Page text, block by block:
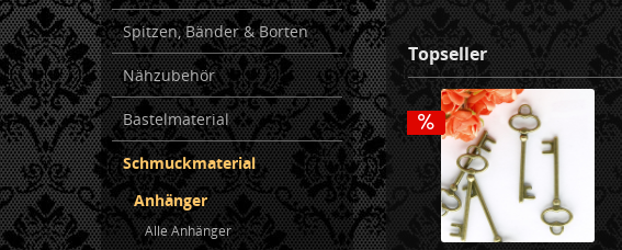
Spitzen, Bänder & Borten
Nähzubehör
Bastelmaterial
Schmuckmaterial
Anhänger
Alle Anhänger
Topseller